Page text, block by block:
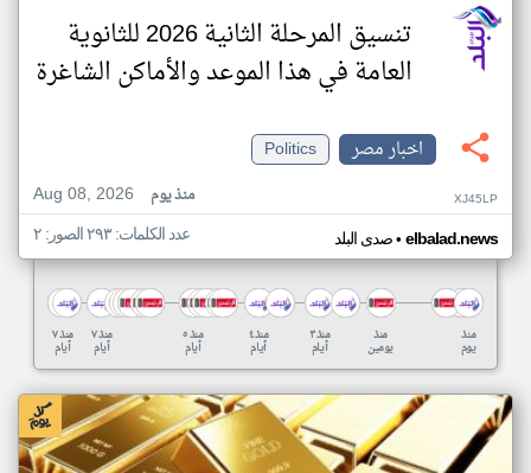
تنسيق المرحلة الثانية 2026 للثانوية
العامة في هذا الموعد والأماكن الشاغرة
اخبار مصر
Politics
Aug 08, 2026
منذ يوم XJ45LP
صدى البلد• elbalad.news عدد الكلمات: ٢٩٣ الصور: ٢
منذ ٧
أيام
منذ ٧
أيام
منذ ٥
أيام
منذ ٤
أيام
منذ ٣
أيام
منذ
يومين
منذ
يوم